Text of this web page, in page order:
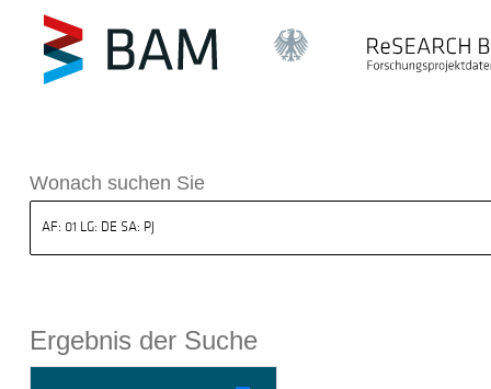
BAM
Wonach suchen Sie
Ergebnis der Suche